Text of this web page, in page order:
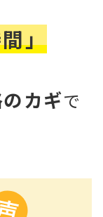
」
カギで